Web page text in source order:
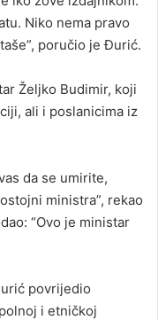
Niko nema pravo
poručio je Đurić.
Željko Budimir, koji
ali i poslanicima iz
da se umirite,
ministra”, rekao
“Ovo je ministar
povrijedio
i etničkoj